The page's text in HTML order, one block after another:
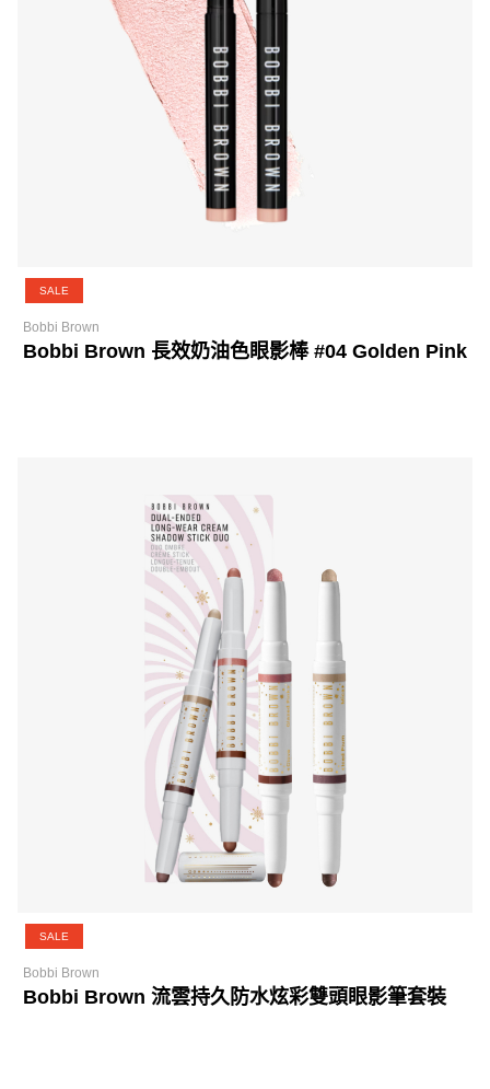
SALE
Bobbi Brown
Bobbi Brown 長效奶油色眼影棒 #04 Golden Pink
SALE
Bobbi Brown
Bobbi Brown 流雲持久防水炫彩雙頭眼影筆套裝